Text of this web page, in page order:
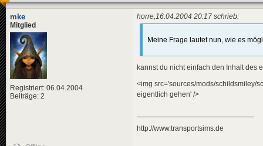
mke
Mitglied
Registriert: 06.04.2004
Beiträge: 2
horre,16.04.2004 20:17 schrieb:
Meine Frage lautet nun, wie es
kannst du nicht einfach den Inhalt des
<img src='sources/mods/schildsmiley/
eigentlich gehen' />
http://www.transportsims.de